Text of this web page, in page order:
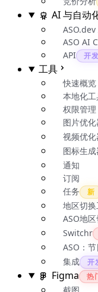
AI 与自动
ASO AI
API
开发
工具
快速概览
本地化
权限管理
图片优化
视频优化
图标生成
通知
订阅
任务
新
地区切
ASO地
Switchr
ASO：
集成 开
Figma 热